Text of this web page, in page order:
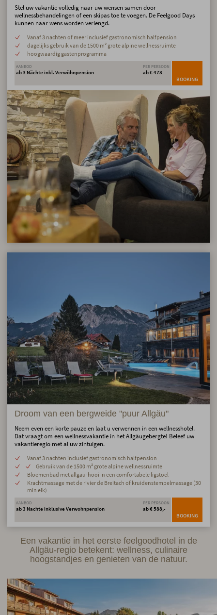
Stel uw vakantie volledig naar uw wensen samen door
wellnessbehandelingen of een skipas toe te voegen. De Feelgood Days
kunnen naar wens worden verlengd.
Vanaf 3 nachten of meer inclusief gastronomisch halfpension
dagelijks gebruik van de 1500 m² grote alpine wellnessruimte
hoogwaardig gastenprogramma
AANBOD
ab 3 Nächte inkl. Verwöhnpension
PER PERSOON
ab € 478
BOOKING
Droom van een bergweide "puur Allgäu"
Neem even een korte pauze en laat u verwennen in een wellnesshotel.
Dat vraagt om een wellnessvakantie in het Allgäugebergte! Beleef uw
vakantieregio met al uw zintuigen.
Vanaf 3 nachten inclusief gastronomisch halfpension
Gebruik van de 1500 m² grote alpine wellnessruimte
Bloemenbad met allgäu-hooi in een comfortabele ligstoel
Krachtmassage met de rivier de Breitach of kruidenstempelmassage (30
min elk)
AANBOD
ab 3 Nächte inklusive Verwöhnpension
PER PERSOON
ab € 588,-
BOOKING
Een vakantie in het eerste feelgoodhotel in de
Allgäu-regio betekent: wellness, culinaire
hoogstandjes en genieten van de natuur.